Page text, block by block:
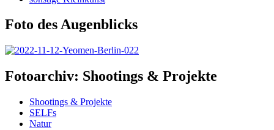
Foto des Augenblicks
Fotoarchiv: Shootings & Projekte
Shootings & Projekte
SELFs
Natur